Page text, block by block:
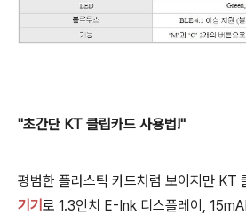
"초간단 KT 클립카드 사용법!"
평범한 플라스틱 카드처럼 보이지만 KT
기기 로 1.3인치 E-Ink 디스플레이,